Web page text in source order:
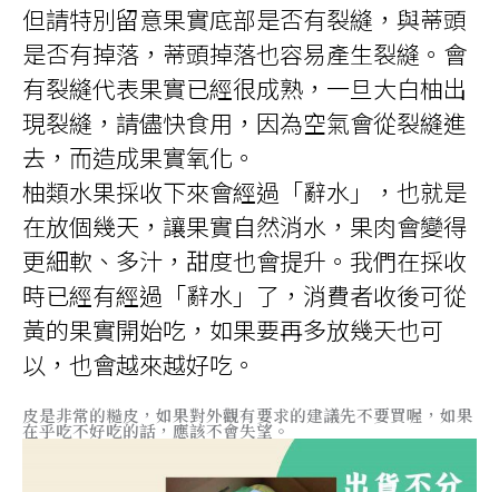
但請特別留意果實底部是否有裂縫，與蒂頭
是否有掉落，蒂頭掉落也容易產生裂縫。會
有裂縫代表果實已經很成熟，一旦大白柚出
現裂縫，請儘快食用，因為空氣會從裂縫進
去，而造成果實氧化。
柚類水果採收下來會經過「辭水」，也就是
在放個幾天，讓果實自然消水，果肉會變得
更細軟、多汁，甜度也會提升。我們在採收
時已經有經過「辭水」了，消費者收後可從
黃的果實開始吃，如果要再多放幾天也可
以，也會越來越好吃。
皮是非常的糙皮，如果對外觀有要求的建議先不要買喔，如果
在乎吃不好吃的話，應該不會失望。